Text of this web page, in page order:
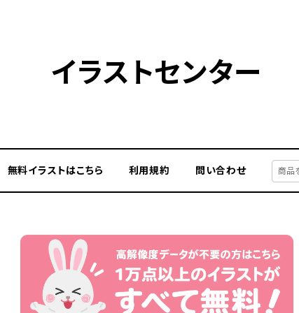
イラストセンター
無料イラストはこちら 利用規約 問い合わせ